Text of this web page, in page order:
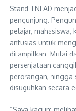
Stand TNI AD
pengunjung.
pelajar, mahasiswa,
antusias untuk
ditampilkan. Mulai
persenjataan
perorangan, hingga
disuguhkan secara
“Saya kagum